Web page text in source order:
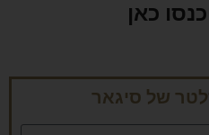
כאן
של סיגאר